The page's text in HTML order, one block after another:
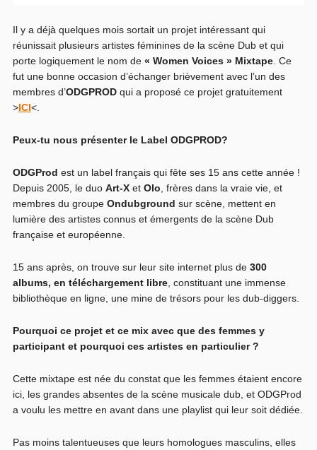
Il y a déjà quelques mois sortait un projet intéressant qui
réunissait plusieurs artistes féminines de la scène Dub et qui
porte logiquement le nom de « Women Voices » Mixtape. Ce
fut une bonne occasion d’échanger brièvement avec l’un des
membres d’ODGPRODqui a proposé ce projet gratuitement
>ICI<.
Peux-tu nous présenter le Label ODGPROD?
ODGProd est un label français qui fête ses 15 ans cette année !
Depuis 2005, le duo Art-Xet Olo , frères dans la vraie vie, et
membres du groupe Ondubground sur scène, mettent en
lumière des artistes connus et émergents de la scène Dub
française et européenne.
15 ans après, on trouve sur leur site internet plus de 300
albums, en téléchargement libre, constituant une immense
bibliothèque en ligne, une mine de trésors pour les dub-diggers.
Pourquoi ce projet et ce mix avec que des femmes y
participant et pourquoi ces artistes en particulier ?
Cette mixtape est née du constat que les femmes étaient encore
ici, les grandes absentes de la scène musicale dub, et ODGProd
a voulu les mettre en avant dans une playlist qui leur soit dédiée.
Pas moins talentueuses que leurs homologues masculins, elles